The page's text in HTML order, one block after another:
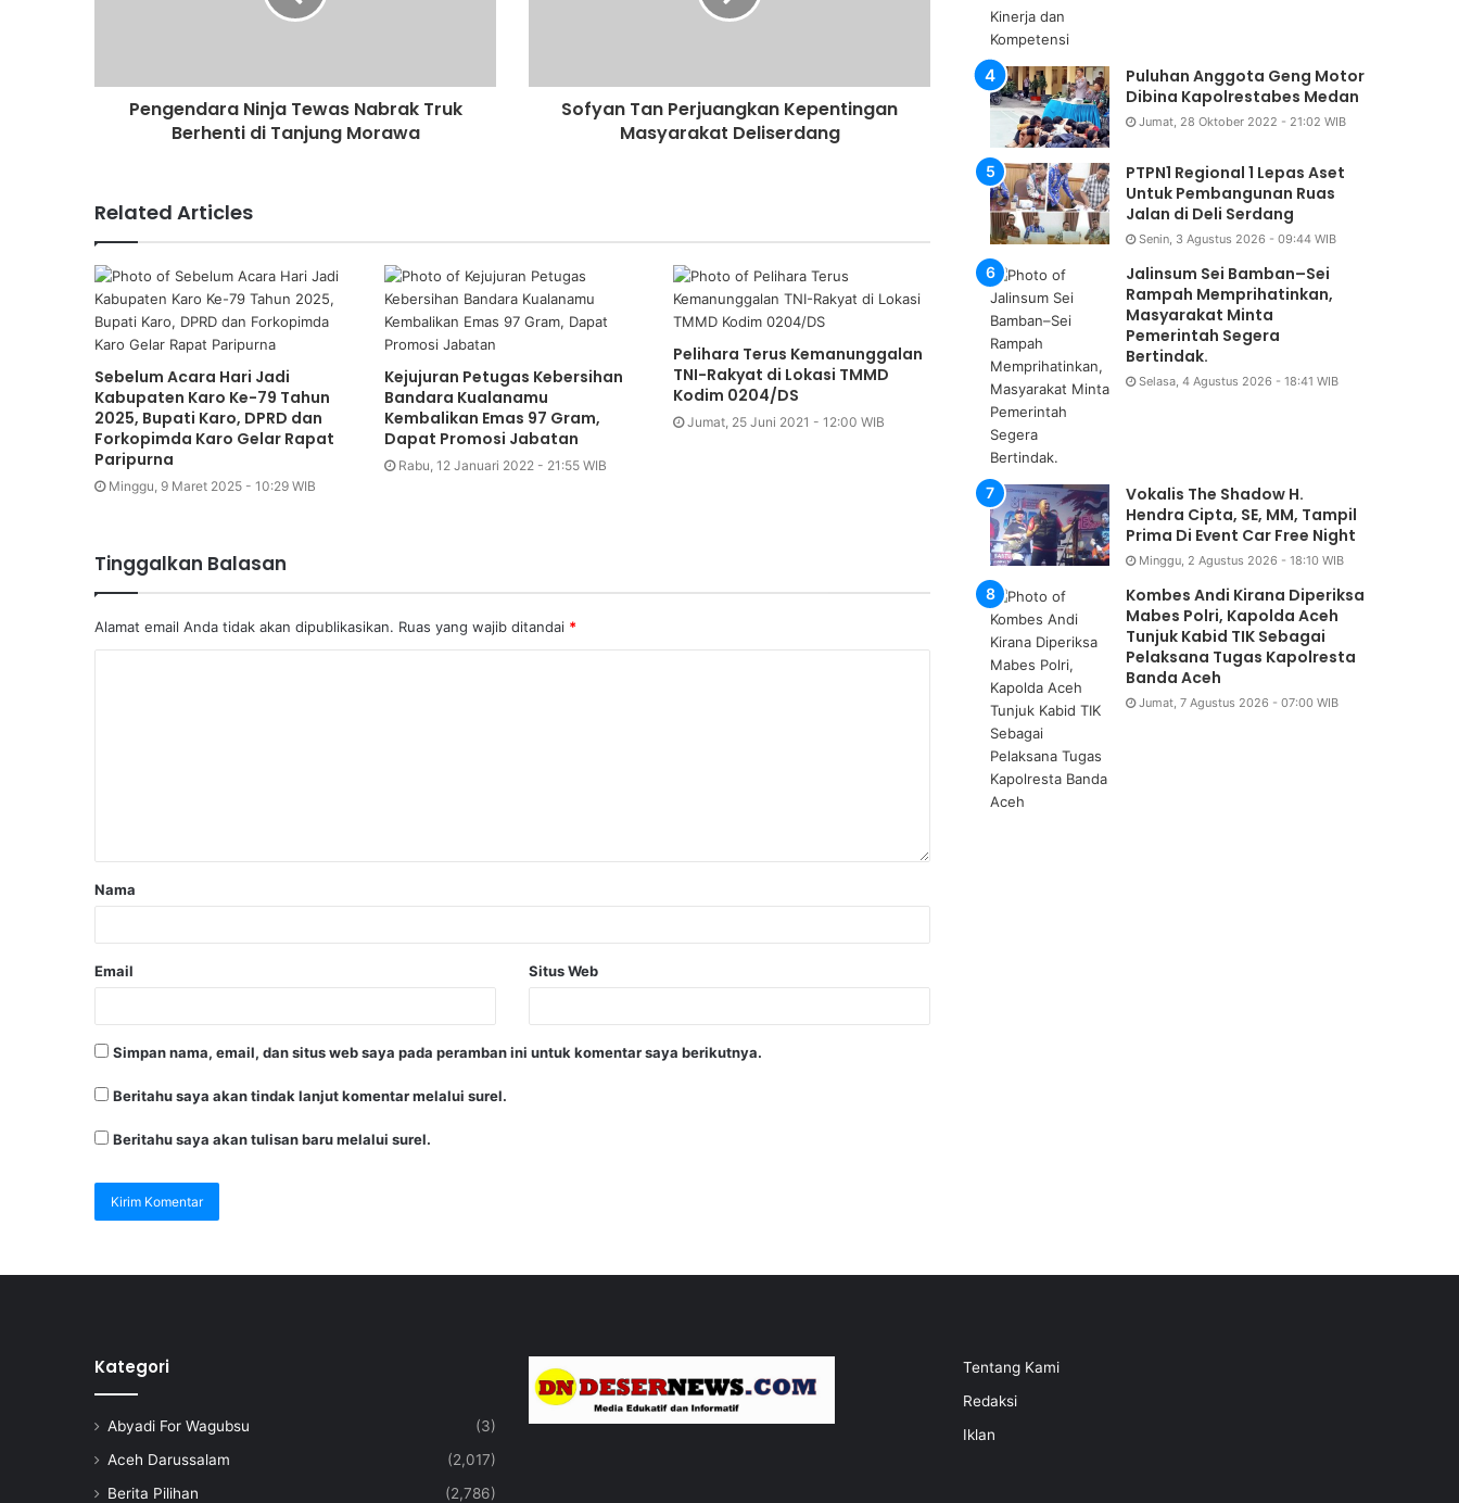
Pengendara Ninja Tewas Nabrak Truk
Berhenti di Tanjung Morawa
Sofyan Tan Perjuangkan Kepentingan
Masyarakat Deliserdang
Related Articles
Sebelum Acara Hari Jadi
Kabupaten Karo Ke-79 Tahun
2025, Bupati Karo, DPRD dan
Forkopimda Karo Gelar Rapat
Paripurna
Minggu, 9 Maret 2025 - 10:29 WIB
Kejujuran Petugas Kebersihan
Bandara Kualanamu
Kembalikan Emas 97 Gram,
Dapat Promosi Jabatan
Rabu, 12 Januari 2022 - 21:55 WIB
Pelihara Terus Kemanunggalan
TNI-Rakyat di Lokasi TMMD
Kodim 0204/DS
Jumat, 25 Juni 2021 - 12:00 WIB
Tinggalkan Balasan
Alamat email Anda tidak akan dipublikasikan. Ruas yang wajib ditandai *
Nama
Email Situs Web
Simpan nama, email, dan situs web saya pada peramban ini untuk komentar saya berikutnya.
Beritahu saya akan tindak lanjut komentar melalui surel.
Beritahu saya akan tulisan baru melalui surel.
Puluhan Anggota Geng Motor
Dibina Kapolrestabes Medan
Jumat, 28 Oktober 2022 - 21:02 WIB
PTPN1 Regional 1 Lepas Aset
Untuk Pembangunan Ruas
Jalan di Deli Serdang
Senin, 3 Agustus 2026 - 09:44 WIB
Jalinsum Sei Bamban–Sei
Rampah Memprihatinkan,
Masyarakat Minta
Pemerintah Segera
Bertindak.
Selasa, 4 Agustus 2026 - 18:41 WIB
Vokalis The Shadow H.
Hendra Cipta, SE, MM, Tampil
Prima Di Event Car Free Night
Minggu, 2 Agustus 2026 - 18:10 WIB
Kombes Andi Kirana Diperiksa
Mabes Polri, Kapolda Aceh
Tunjuk Kabid TIK Sebagai
Pelaksana Tugas Kapolresta
Banda Aceh
Jumat, 7 Agustus 2026 - 07:00 WIB
Kategori
Abyadi For Wagubsu
(3)
Aceh Darussalam
(2,017)
Berita Pilihan
(2,786)
Tentang Kami
Redaksi
Iklan